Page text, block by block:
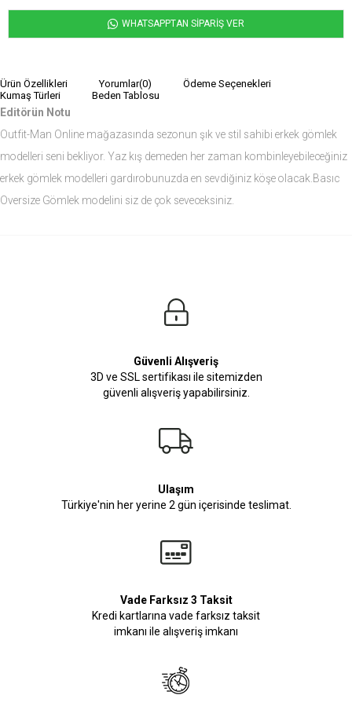
WHATSAPPTAN SİPARİŞ VER
Ürün Özellikleri Yorumlar(0)
Ödeme Seçenekleri
Kumaş Türleri
Beden Tablosu
Editörün Notu
Outfit-Man Online mağazasında sezonun şık ve stil sahibi erkek gömlek
modelleri seni bekliyor. Yaz kış demeden her zaman kombinleyebileceğiniz
erkek gömlek modelleri gardırobunuzda en sevdiğiniz köşe olacak.Basıc
Oversize Gömlek modelini siz de çok seveceksiniz.
Manken Bedenleri Üst Grup M, Alt Grup 33 Beden ( Medium )
Güvenli Alışveriş
3D ve SSL sertifikası ile sitemizden
güvenli alışveriş yapabilirsiniz.
Ulaşım
Türkiye'nin her yerine 2 gün içerisinde teslimat.
Vade Farksız 3 Taksit
Kredi kartlarına vade farksız taksit
imkanı ile alışveriş imkanı